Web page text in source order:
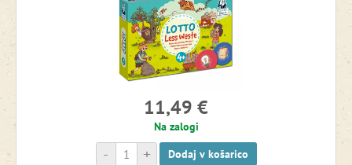
Igre in pripomočki za vrtce
Lesene proge za vlakce
Magnetne igrače
11,49 €
Na zalogi
+
- Dodaj v košarico